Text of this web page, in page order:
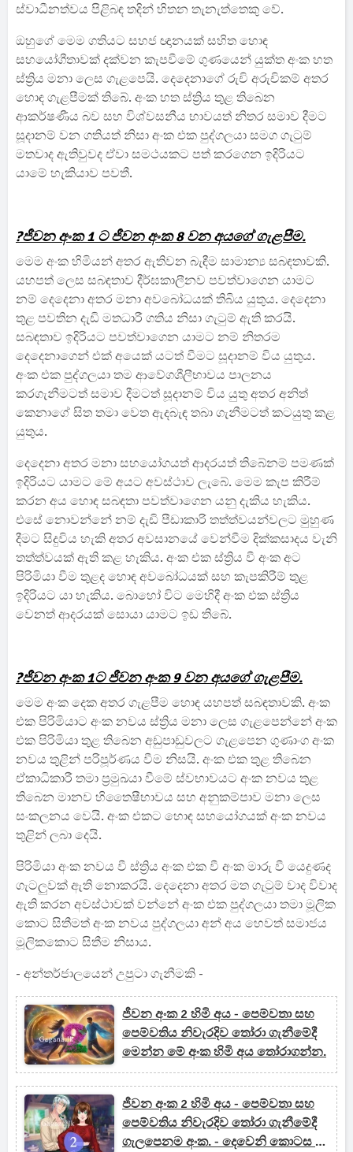
ස්වාධීනත්වය පිළිබඳ තදින් හිතන තැනැත්තෙකු වේ.
ඔහුගේ මෙම ගතියට සහජ ඥානයක් සහිත හොඳ
සහයෝගීතාවක් දක්වන කැපවීමේ ගුණයෙන් යුක්ත අංක හත
ස්ත්‍රිය මනා ලෙස ගැළපෙයි. දෙදෙනාගේ රුචි අරුචිකම් අතර
හොඳ ගැළපීමක් තිබේ. අංක හත ස්ත්‍රිය තුළ තිබෙන
ආකර්ෂණීය බව සහ විශ්වසනීය භාවයත් නිතර සමාව දීමට
සූදානම් වන ගතියත් නිසා අංක එක පුද්ගලයා සමග ගැටුම්
මතවාද ඇතිවුවද ඒවා සමථයකට පත් කරගෙන ඉදිරියට
යාමේ හැකියාව පවතී.
?ජීවන අංක 1 ට ජීවන අංක 8 වන අයගේ ගැළපීම.
මෙම අංක හිමියන් අතර ඇතිවන බැඳීම සාමාන්‍ය සබඳතාවකි.
යහපත් ලෙස සබඳතාව දීර්ඝකාලීනව පවත්වාගෙන යාමට
නම් දෙදෙනා අතර මනා අවබෝධයක් තිබිය යුතුය. දෙදෙනා
තුළ පවතින දැඩි මතධාරී ගතිය නිසා ගැටුම් ඇති කරයි.
සබඳතාව ඉදිරියට පවත්වාගෙන යාමට නම් නිතරම
දෙදෙනාගෙන් එක් අයෙක් යටත් වීමට සූදානම් විය යුතුය.
අංක එක පුද්ගලයා තම ආවේගශීලීභාවය පාලනය
කරගැනීමටත් සමාව දීමටත් සූදානම් විය යුතු අතර අනිත්
කෙනාගේ සිත තමා වෙත ඇදබැඳ තබා ගැනීමටත් කටයුතු කළ
යුතුය.
දෙදෙනා අතර මනා සහයෝගයත් ආදරයත් තිබේනම් පමණක්
ඉදිරියට යාමට මේ අයට අවස්ථාව ලැබේ. මෙම කැප කිරීම්
කරන අය හොඳ සබඳතා පවත්වාගෙන යනු දැකිය හැකිය.
එසේ නොවන්නේ නම් දැඩි පීඩාකාරි තත්ත්වයන්වලට මුහුණ
දීමට සිදුවිය හැකි අතර අවසානයේ වෙන්වීම දික්කසාදය වැනි
තත්ත්වයක් ඇති කළ හැකිය. අංක එක ස්ත්‍රිය වී අංක අට
පිරිමියා වීම තුළද හොඳ අවබෝධයක් සහ කැපකිරීම් තුළ
ඉදිරියට යා හැකිය. බොහෝ විට මෙහිදී අංක එක ස්ත්‍රිය
වෙනත් ආදරයක් සොයා යාමට ඉඩ තිබේ.
?ජීවන අංක 1ට ජීවන අංක 9 වන අයගේ ගැළපීම.
මෙම අංක දෙක අතර ගැළපීම හොඳ යහපත් සබඳතාවකි. අංක
එක පිරිමියාට අංක නවය ස්ත්‍රිය මනා ලෙස ගැළපෙන්නේ අංක
එක පිරිමියා තුළ තිබෙන අඩුපාඩුවලට ගැළපෙන ගුණාංග අංක
නවය තුළින් පරිපූර්ණය වීම නිසයි. අංක එක තුළ තිබෙන
ඒකාධිකාරී තමා ප්‍රමුඛයා වීමේ ස්වභාවයට අංක නවය තුළ
තිබෙන මානව හිතෛෂීභාවය සහ අනුකම්පාව මනා ලෙස
සංකලනය වෙයි. අංක එකට හොඳ සහයෝගයක් අංක නවය
තුළින් ලබා දෙයි.
පිරිමියා අංක නවය වී ස්ත්‍රිය අංක එක වී අංක මාරු වී යෙදුණද
ගැටලුවක් ඇති නොකරයි. දෙදෙනා අතර මත ගැටුම් වාද විවාද
ඇති කරන අවස්ථාවක් වන්නේ අංක එක පුද්ගලයා තමා මූලික
කොට සිතීමත් අංක නවය පුද්ගලයා අන් අය හෙවත් සමාජය
මූලිකකොට සිතීම නිසාය.
- අන්තර්ජාලයෙන් උපුටා ගැනීමකි -
ජීවන අංක 2 හිමි අය - පෙම්වතා සහ
පෙම්වතිය නිවැරදිව තෝරා ගැනීමේදී
මෙන්න මේ අංක හිමි අය තෝරාගන්න.
ජීවන අංක 2 හිමි අය - පෙම්වතා සහ
පෙම්වතිය නිවැරදිව තෝරා ගැනීමේදී
ගැලපෙනම අංක. - දෙවෙනි කොටස (5